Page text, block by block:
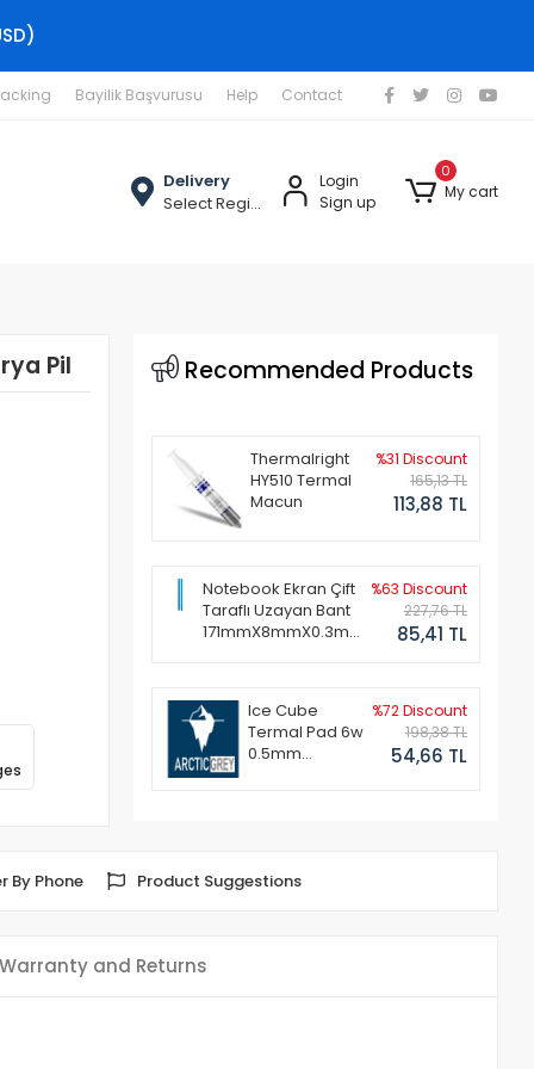
Bayilik Başvurusu Help Contact
Delivery
Select Region
Login
Sign up
0
My cart
Pil Recommended Products
Thermalright
HY510 Termal
Macun
%31 Discount
165,13 TL
113,88 TL
Notebook Ekran Çift
Taraflı Uzayan Bant
171mmX8mmX0.3mm
%63 Discount
227,76 TL
85,41 TL
Ice Cube
Termal Pad 6w
0.5mm
%72 Discount
198,38 TL
54,66 TL
By Phone Product Suggestions
Warranty and Returns